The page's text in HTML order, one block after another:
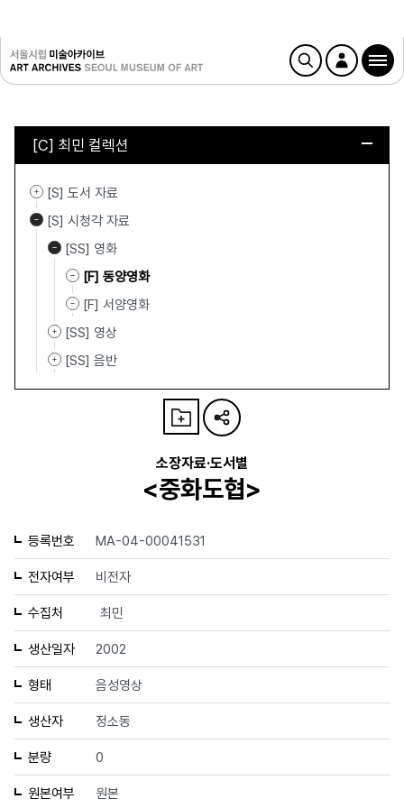
[C] 최민 컬렉션
[S] 도서 자료
[S] 시청각 자료
[SS] 영화
[F] 동양영화
[F] 서양영화
[SS] 영상
[SS] 음반
소장자료·도서별
<중화도협>
등록번호 MA-04-00041531
전자여부 비전자
수집처 최민
생산일자 2002
형태 음성영상
생산자 정소동
분량 0
원본여부 원본